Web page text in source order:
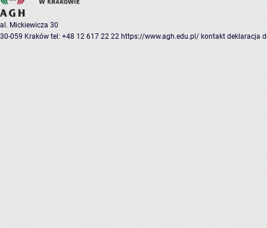
al. Mickiewicza 30
30-059 Kraków tel: +48 12 617 22 22 https://www.agh.edu.pl/ kontakt deklaracja